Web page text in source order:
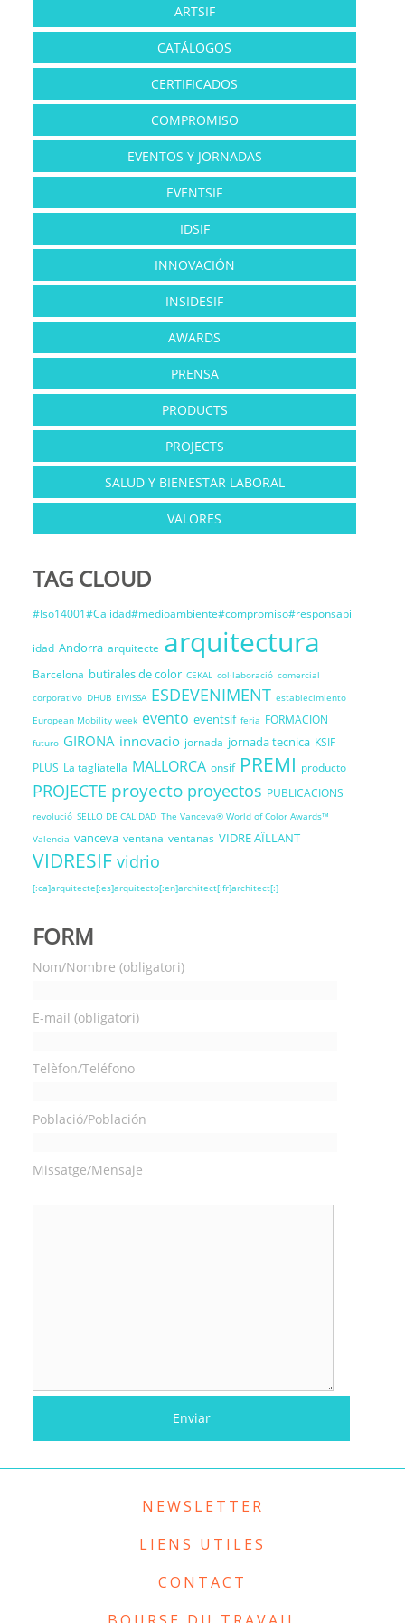
ARTSIF
CATÁLOGOS
CERTIFICADOS
COMPROMISO
EVENTOS Y JORNADAS
EVENTSIF
IDSIF
INNOVACIÓN
INSIDESIF
AWARDS
PRENSA
PRODUCTS
PROJECTS
SALUD Y BIENESTAR LABORAL
VALORES
TAG CLOUD
#Iso14001#Calidad#medioambiente#compromiso#responsabil
idad Andorra arquitecte arquitectura
Barcelona butirales de color CEKAL col·laboració comercial
corporativo DHUB EIVISSA ESDEVENIMENT establecimiento
European Mobility week evento eventsif feria FORMACION
futuro GIRONA innovacio jornada jornada tecnica KSIF
PLUS La tagliatella MALLORCA onsif PREMI producto
PROJECTE proyecto proyectos PUBLICACIONS
revolució SELLO DE CALIDAD The Vanceva® World of Color Awards™
Valencia vanceva ventana ventanas VIDRE AÏLLANT
VIDRESIF vidrio
[:ca]arquitecte[:es]arquitecto[:en]architect[:fr]architect[:]
FORM
Nom/Nombre (obligatori)
E-mail (obligatori)
Telèfon/Teléfono
Població/Población
Missatge/Mensaje
NEWSLETTER
LIENS UTILES
CONTACT